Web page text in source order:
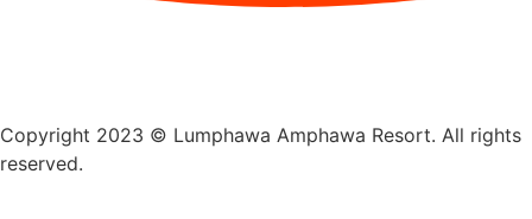
Copyright 2023 © Lumphawa Amphawa Resort. All rights
reserved.